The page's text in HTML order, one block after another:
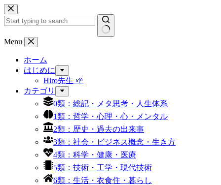
コ
ン
テ
ン
結
Menu
ホーム
はじめに
Hiro先生 🌱
カテゴリ
0類：総記・メタ思考・人生体系
1類：哲学・心理・心・メンタル
2類：歴史・過去の出来事
3類：社会・ビジネス概念・生き方
4類：科学・健康・医療
5類：技術・工学・現代技術
6類：生活・衣食住・暮らし